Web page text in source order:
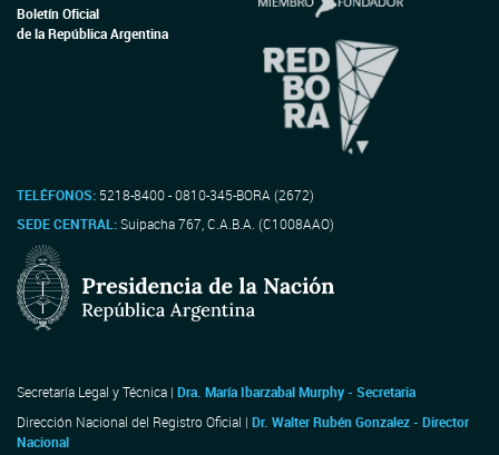
Boletín Oficial
de la República Argentina
TELÉFONOS: 5218-8400 - 0810-345-BORA (2672)
SEDE CENTRAL:Suipacha 767, C.A.B.A. (C1008AAO)
Secretaría Legal y Técnica | Dra. María Ibarzabal Murphy - Secretaria
Dirección Nacional del Registro Oficial | Dr. Walter Rubén Gonzalez - Director
Nacional